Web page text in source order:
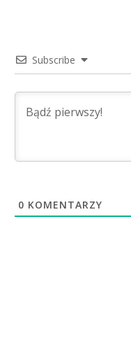
Subscribe
0 KOMENTARZY